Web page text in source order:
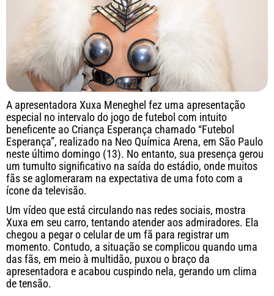
A apresentadora Xuxa Meneghel fez uma apresentação
especial no intervalo do jogo de futebol com intuito
beneficente ao Criança Esperança chamado “Futebol
Esperança”, realizado na Neo Química Arena, em São Paulo
neste último domingo (13). No entanto, sua presença gerou
um tumulto significativo na saída do estádio, onde muitos
fãs se aglomeraram na expectativa de uma foto com a
ícone da televisão.
Um vídeo que está circulando nas redes sociais, mostra
Xuxa em seu carro, tentando atender aos admiradores. Ela
chegou a pegar o celular de um fã para registrar um
momento. Contudo, a situação se complicou quando uma
das fãs, em meio à multidão, puxou o braço da
apresentadora e acabou cuspindo nela, gerando um clima
de tensão.